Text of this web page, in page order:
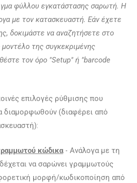
φύλλου εγκατάστασης σαρωτή. Η
με τον κατασκευαστή. Εάν έχετε
δοκιμάστε να αναζητήσετε στο
της συγκεκριμένης
τον όρο "Setup" ή "barcode
επιλογές ρύθμισης που
διαμορφωθούν (διαφέρει από
κώδικα- Ανάλογα με τη
να σαρώνει γραμμωτούς
μορφή/κωδικοποίηση από